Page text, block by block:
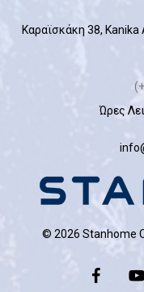
Καραϊσκάκη 38, Kanika
Ώρες
© 2026 Stanhome
facebook